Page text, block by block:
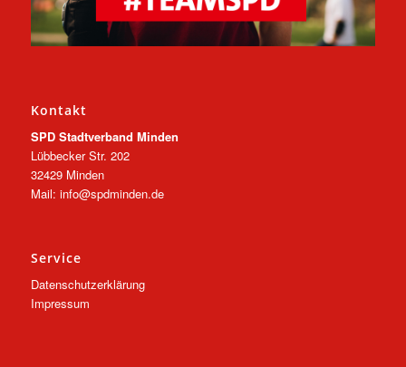
Kontakt
SPD Stadtverband Minden
Lübbecker Str. 202
32429 Minden
Mail: info@spdminden.de
Service
Datenschutzerklärung
Impressum